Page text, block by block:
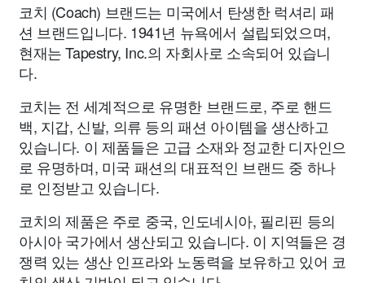
코치 (Coach) 브랜드는 미국에서 탄생한 럭셔리 패
션 브랜드입니다. 1941년 뉴욕에서 설립되었으며,
현재는 Tapestry, Inc.의 자회사로 소속되어 있습니
다.
코치는 전 세계적으로 유명한 브랜드로, 주로 핸드
백, 지갑, 신발, 의류 등의 패션 아이템을 생산하고
있습니다. 이 제품들은 고급 소재와 정교한 디자인으
로 유명하며, 미국 패션의 대표적인 브랜드 중 하나
로 인정받고 있습니다.
코치의 제품은 주로 중국, 인도네시아, 필리핀 등의
아시아 국가에서 생산되고 있습니다. 이 지역들은 경
쟁력 있는 생산 인프라와 노동력을 보유하고 있어 코